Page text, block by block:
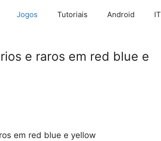
Jogos Tutoriais Android IT
e raros em red blue e
em red blue e yellow